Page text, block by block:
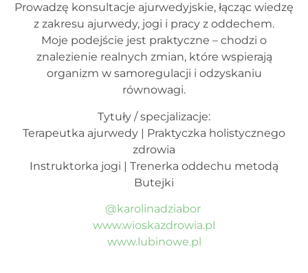
Prowadzę konsultacje ajurwedyjskie, łącząc wiedzę
z zakresu ajurwedy, jogi i pracy z oddechem.
Moje podejście jest praktyczne – chodzi o
znalezienie realnych zmian, które wspierają
organizm w samoregulacji i odzyskaniu
równowagi.
Tytuły / specjalizacje:
Terapeutka ajurwedy | Praktyczka holistycznego
zdrowia
Instruktorka jogi | Trenerka oddechu metodą
Butejki
@karolinadziabor
www.wioskazdrowia.pl
www.lubinowe.pl